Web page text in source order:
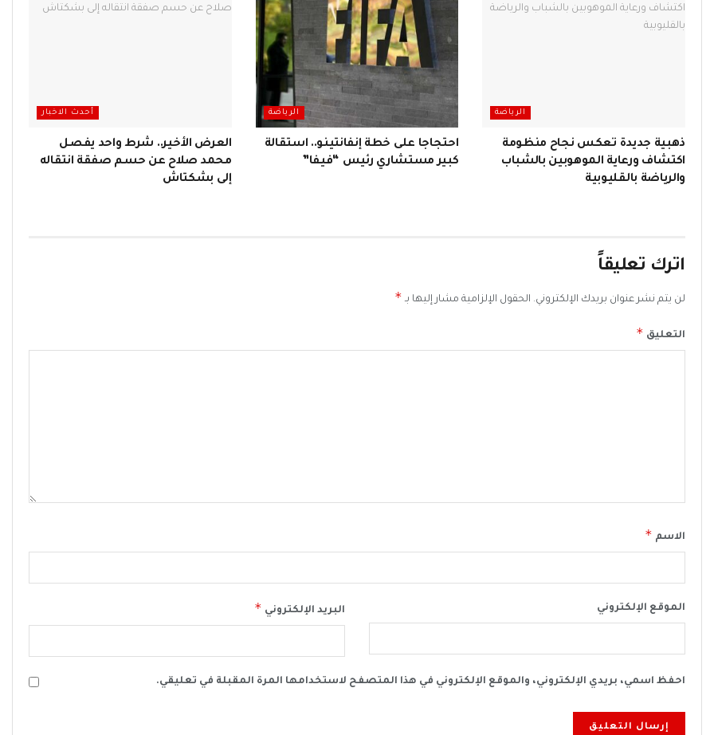
الرياضة
ذهبية جديدة تعكس نجاح منظومة
اكتشاف ورعاية الموهوبين بالشباب
والرياضة بالقليوبية
الرياضة
احتجاجا على خطة إنفانتينو.. استقالة
كبير مستشاري رئيس “فيفا”
أحدث الاخبار
العرض الأخير.. شرط واحد يفصل
محمد صلاح عن حسم صفقة انتقاله
إلى بشكتاش
اترك تعليقاً
لن يتم نشر عنوان بريدك الإلكتروني. الحقول الإلزامية مشار إليها بـ *
التعليق *
الاسم *
البريد الإلكتروني * الموقع الإلكتروني
احفظ اسمي، بريدي الإلكتروني، والموقع الإلكتروني في هذا المتصفح لاستخدامها المرة المقبلة في تعليقي.